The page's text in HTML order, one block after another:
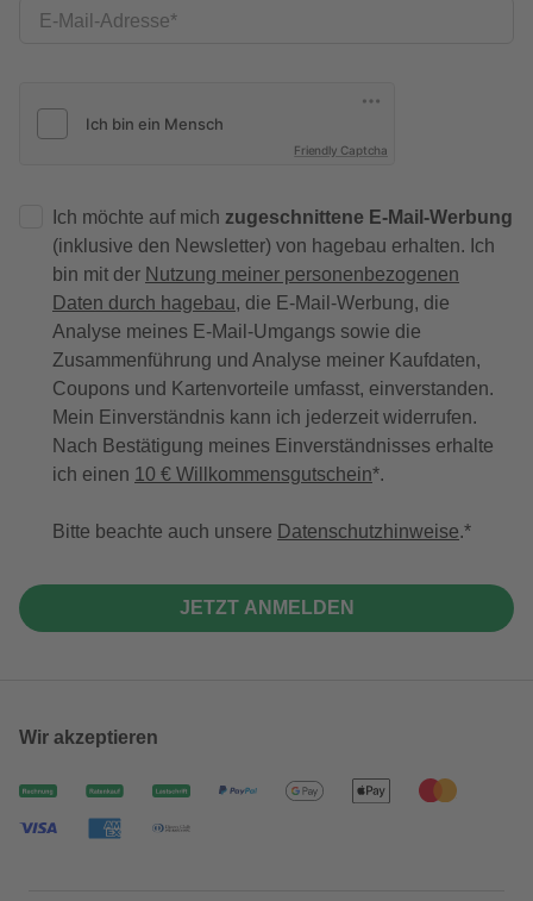
E-Mail-Adresse
Friendly Captcha
Ich möchte auf mich zugeschnittene E-Mail-Werbung
(inklusive den Newsletter) von hagebau erhalten. Ich
bin mit der Nutzung meiner personenbezogenen
Daten durch hagebau, die E-Mail-Werbung, die
Analyse meines E-Mail-Umgangs sowie die
Zusammenführung und Analyse meiner Kaufdaten,
Coupons und Kartenvorteile umfasst, einverstanden.
Mein Einverständnis kann ich jederzeit widerrufen.
Nach Bestätigung meines Einverständnisses erhalte
ich einen 10 € Willkommensgutschein*.
Bitte beachte auch unsere Datenschutzhinweise.
JETZT ANMELDEN
Wir akzeptieren